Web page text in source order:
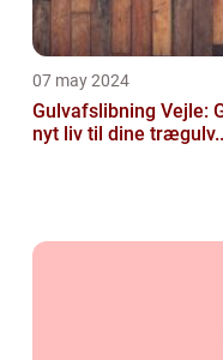
07 may 2024
Gulvafslibning Vejle:
nyt liv til dine